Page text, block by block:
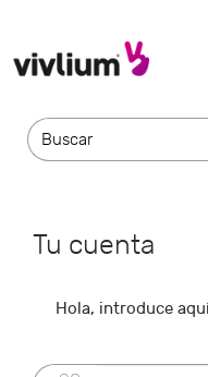
Tu cuenta
Hola, introduce